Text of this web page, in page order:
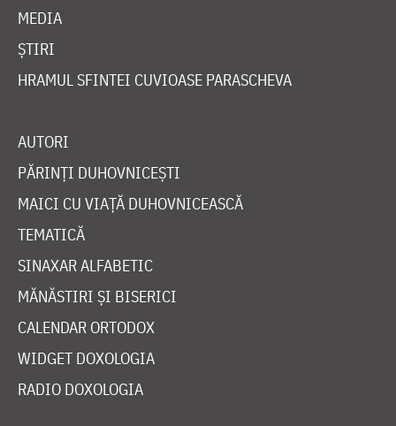
MEDIA
ȘTIRI
HRAMUL SFINTEI CUVIOASE PARASCHEVA
AUTORI
PĂRINȚI DUHOVNICEȘTI
MAICI CU VIAȚĂ DUHOVNICEASCĂ
TEMATICĂ
SINAXAR ALFABETIC
MĂNĂSTIRI ȘI BISERICI
CALENDAR ORTODOX
WIDGET DOXOLOGIA
RADIO DOXOLOGIA